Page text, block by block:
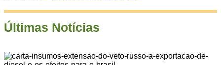
Últimas Notícias